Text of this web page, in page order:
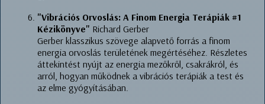
"Vibrációs Orvoslás: A Finom Energia Terápiák #1
Kézikönyve" Richard Gerber
Gerber klasszikus szövege alapvető forrás a finom
energia orvoslás területének megértéséhez. Részletes
áttekintést nyújt az energia mezőkről, csakrákról, és
arról, hogyan működnek a vibrációs terápiák a test és
az elme gyógyításában.